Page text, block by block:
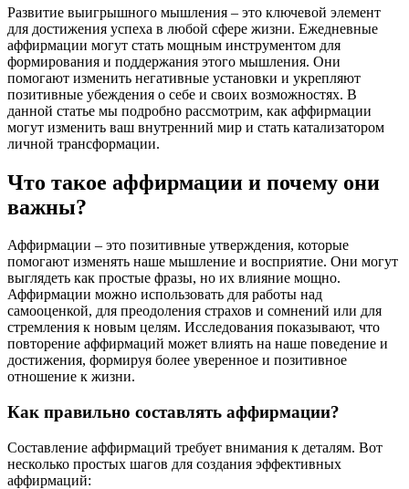
Развитие выигрышного мышления – это ключевой элемент
для достижения успеха в любой сфере жизни. Ежедневные
аффирмации могут стать мощным инструментом для
формирования и поддержания этого мышления. Они
помогают изменить негативные установки и укрепляют
позитивные убеждения о себе и своих возможностях. В
данной статье мы подробно рассмотрим, как аффирмации
могут изменить ваш внутренний мир и стать катализатором
личной трансформации.
Что такое аффирмации и почему они
важны?
Аффирмации – это позитивные утверждения, которые
помогают изменять наше мышление и восприятие. Они могут
выглядеть как простые фразы, но их влияние мощно.
Аффирмации можно использовать для работы над
самооценкой, для преодоления страхов и сомнений или для
стремления к новым целям. Исследования показывают, что
повторение аффирмаций может влиять на наше поведение и
достижения, формируя более уверенное и позитивное
отношение к жизни.
Как правильно составлять аффирмации?
Составление аффирмаций требует внимания к деталям. Вот
несколько простых шагов для создания эффективных
аффирмаций: